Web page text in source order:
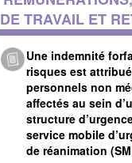
DE TRAVAIL ET
Une indemnité
risques est
personnels non
affectés au sein
structure
service mobile
de réanimation